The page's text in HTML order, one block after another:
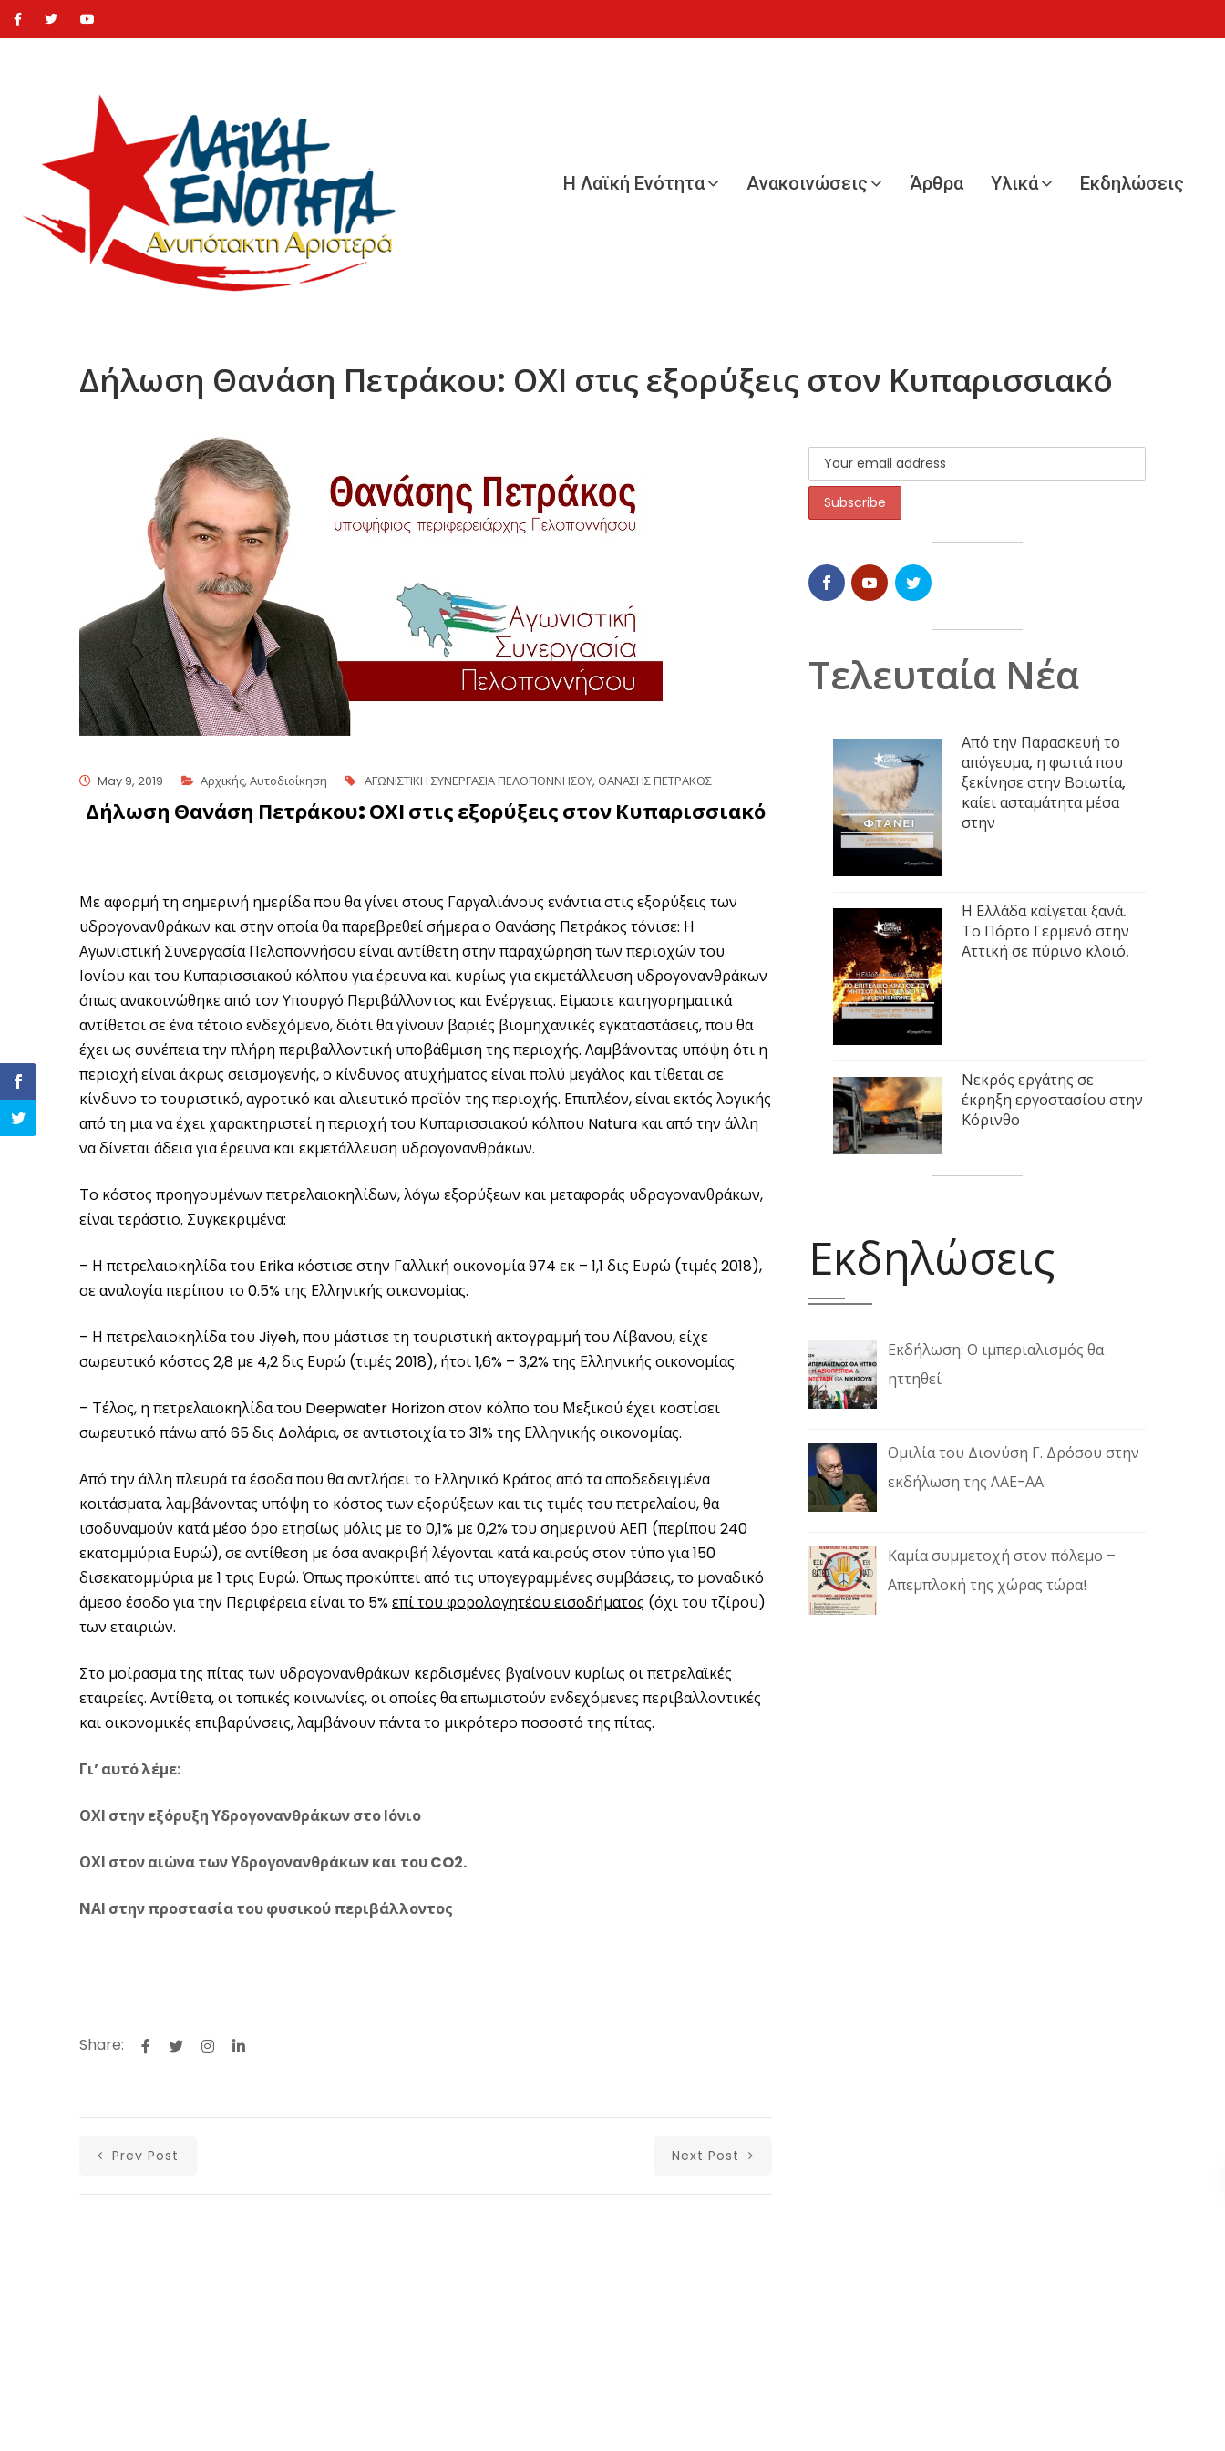
Η Λαϊκή Ενότητα Ανακοινώσεις Άρθρα Υλικά Εκδηλώσεις
Δήλωση Θανάση Πετράκου: ΟΧΙ στις εξορύξεις στον Κυπαρισσιακό
May 9, 2019 Αρχικής, Αυτοδιοίκηση ΑΓΩΝΙΣΤΙΚΗ ΣΥΝΕΡΓΑΣΙΑ ΠΕΛΟΠΟΝΝΗΣΟΥ, ΘΑΝΑΣΗΣ ΠΕΤΡΑΚΟΣ
Δήλωση Θανάση Πετράκου: ΟΧΙ στις εξορύξεις στον Κυπαρισσιακό
Με αφορμή τη σημερινή ημερίδα που θα γίνει στους Γαργαλιάνους ενάντια στις εξορύξεις των
υδρογονανθράκων και στην οποία θα παρεβρεθεί σήμερα ο Θανάσης Πετράκος τόνισε: Η
Αγωνιστική Συνεργασία Πελοποννήσου είναι αντίθετη στην παραχώρηση των περιοχών του
Ιονίου και του Κυπαρισσιακού κόλπου για έρευνα και κυρίως για εκμετάλλευση υδρογονανθράκων
όπως ανακοινώθηκε από τον Υπουργό Περιβάλλοντος και Ενέργειας. Είμαστε κατηγορηματικά
αντίθετοι σε ένα τέτοιο ενδεχόμενο, διότι θα γίνουν βαριές βιομηχανικές εγκαταστάσεις, που θα
έχει ως συνέπεια την πλήρη περιβαλλοντική υποβάθμιση της περιοχής. Λαμβάνοντας υπόψη ότι η
περιοχή είναι άκρως σεισμογενής, ο κίνδυνος ατυχήματος είναι πολύ μεγάλος και τίθεται σε
κίνδυνο το τουριστικό, αγροτικό και αλιευτικό προϊόν της περιοχής. Επιπλέον, είναι εκτός λογικής
από τη μια να έχει χαρακτηριστεί η περιοχή του Κυπαρισσιακού κόλπου Natura και από την άλλη
να δίνεται άδεια για έρευνα και εκμετάλλευση υδρογονανθράκων.
Το κόστος προηγουμένων πετρελαιοκηλίδων, λόγω εξορύξεων και μεταφοράς υδρογονανθράκων,
είναι τεράστιο. Συγκεκριμένα:
– Η πετρελαιοκηλίδα του Erika κόστισε στην Γαλλική οικονομία 974 εκ – 1,1 δις Ευρώ (τιμές 2018),
σε αναλογία περίπου το 0.5% της Ελληνικής οικονομίας.
– Η πετρελαιοκηλίδα του Jiyeh, που μάστισε τη τουριστική ακτογραμμή του Λίβανου, είχε
σωρευτικό κόστος 2,8 με 4,2 δις Ευρώ (τιμές 2018), ήτοι 1,6% – 3,2% της Ελληνικής οικονομίας.
– Τέλος, η πετρελαιοκηλίδα του Deepwater Horizon στον κόλπο του Μεξικού έχει κοστίσει
σωρευτικό πάνω από 65 δις Δολάρια, σε αντιστοιχία το 31% της Ελληνικής οικονομίας.
Από την άλλη πλευρά τα έσοδα που θα αντλήσει το Ελληνικό Κράτος από τα αποδεδειγμένα
κοιτάσματα, λαμβάνοντας υπόψη το κόστος των εξορύξεων και τις τιμές του πετρελαίου, θα
ισοδυναμούν κατά μέσο όρο ετησίως μόλις με το 0,1% με 0,2% του σημερινού ΑΕΠ (περίπου 240
εκατομμύρια Ευρώ), σε αντίθεση με όσα ανακριβή λέγονται κατά καιρούς στον τύπο για 150
δισεκατομμύρια με 1 τρις Ευρώ. Όπως προκύπτει από τις υπογεγραμμένες συμβάσεις, το μοναδικό
άμεσο έσοδο για την Περιφέρεια είναι το 5%επί του φορολογητέου εισοδήματος (όχι του τζίρου)
των εταιριών.
Στο μοίρασμα της πίτας των υδρογονανθράκων κερδισμένες βγαίνουν κυρίως οι πετρελαϊκές
εταιρείες. Αντίθετα, οι τοπικές κοινωνίες, οι οποίες θα επωμιστούν ενδεχόμενες περιβαλλοντικές
και οικονομικές επιβαρύνσεις, λαμβάνουν πάντα το μικρότερο ποσοστό της πίτας.
Γι’ αυτό λέμε:
ΟΧΙ στην εξόρυξη Υδρογονανθράκων στο Ιόνιο
ΟΧΙ στον αιώνα των Υδρογονανθράκων και του CO2.
ΝΑΙ στην προστασία του φυσικού περιβάλλοντος
Share:
Prev Post Next Post
Τελευταία Νέα
Από την Παρασκευή το
απόγευμα, η φωτιά που
ξεκίνησε στην Βοιωτία,
καίει ασταμάτητα μέσα
στην
Η Ελλάδα καίγεται ξανά.
Το Πόρτο Γερμενό στην
Αττική σε πύρινο κλοιό.
Νεκρός εργάτης σε
έκρηξη εργοστασίου στην
Κόρινθο
Εκδηλώσεις
Εκδήλωση: Ο ιμπεριαλισμός θα
ηττηθεί
Ομιλία του Διονύση Γ. Δρόσου στην
εκδήλωση της ΛΑΕ-ΑΑ
Καμία συμμετοχή στον πόλεμο –
Απεμπλοκή της χώρας τώρα!